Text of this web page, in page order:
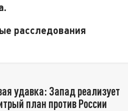
расследования
удавка: Запад реализует
план против России